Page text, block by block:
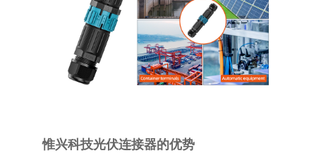
惟兴科技光伏连接器的优势